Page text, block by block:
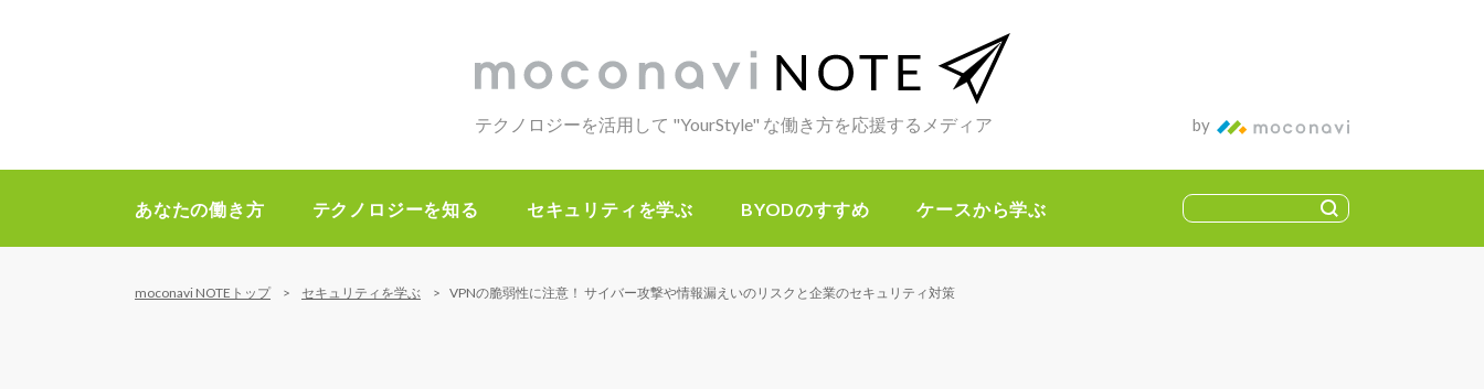
テクノロジーを活用して "YourStyle" な働き方を応援するメディア by
あなたの働き方 テクノロジーを知る セキュリティを学ぶ BYODのすすめ ケースから学ぶ
moconavi NOTEトップ セキュリティを学ぶ VPNの脆弱性に注意！ サイバー攻撃や情報漏えいのリスクと企業のセキュリティ対策